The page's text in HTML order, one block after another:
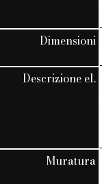
Dimensioni
Descrizione el.
Muratura